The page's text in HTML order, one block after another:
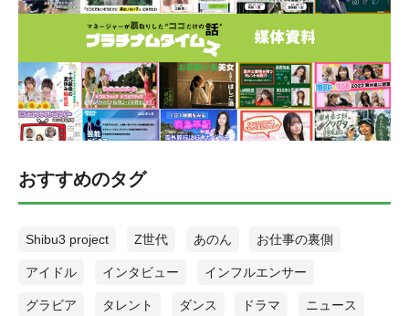
ンショット-2022-09-26-18.12.45.jpg" align="left" name="都丸亜華梨"
col_border="#E3D25F" col="#f8ea85" type="thinking" border="on"
icon_shape="circle"]私が最近ハマっているのは「ざっくりYouTube」と
いうYouTubeチャンネルです！お笑い芸人の千原ジュニアさん、小籔千
豊さん、フットボールアワーさんの4人のチャンネルです！ 買い物企画
や街ロケ等してる動画もありますが、中でも車内トークが大好きで
す！移動中のバスの中で4人がひたすら雑談をしているのですが、その
会話がとても面白くてハマってます♡ 車内トーク以外にもエピソード
を見てたくさん笑いましょう〜！！[/ふきだし] “二葉茉由レコメン
ド”『現役アイドルが薦める極道アイドルアニメ！』 二葉 茉由(ふたば
ス×テラス」メンバー。12月30日(金)に新宿FACEにて1stワンマンライ
－」】 https://twitter.com/inuganekikaku/status/1014347924250099713
スクリーンショット-2022-09-26-20.21.29.jpg" align="left" name="二葉茉
おすすめのタグ
Shibu3 project Z世代 あのん お仕事の裏側
アイドル インタビュー インフルエンサー
グラビア タレント ダンス ドラマ ニュース